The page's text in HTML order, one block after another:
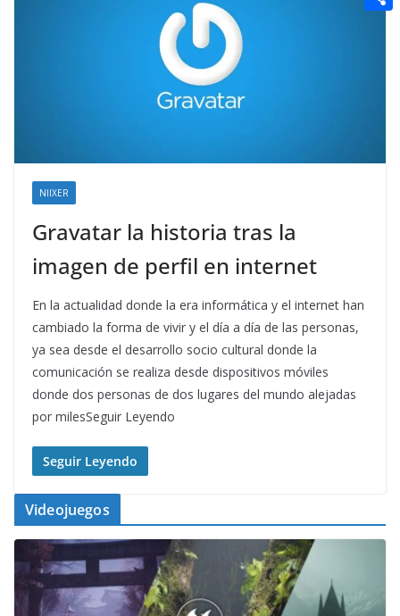
NIIXER
Gravatar la historia tras la
imagen de perfil en internet
En la actualidad donde la era informática y el internet han
cambiado la forma de vivir y el día a día de las personas,
ya sea desde el desarrollo socio cultural donde la
comunicación se realiza desde dispositivos móviles
donde dos personas de dos lugares del mundo alejadas
por milesSeguir Leyendo
Seguir Leyendo
Videojuegos
n
a
r